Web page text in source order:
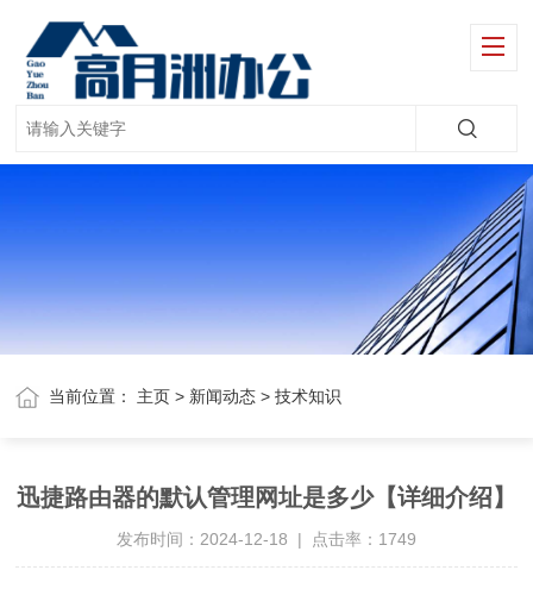
当前位置： 主页 > 新闻动态 >技术知识
迅捷路由器的默认管理网址是多少【详细介绍】
发布时间：2024-12-18 | 点击率： 1749